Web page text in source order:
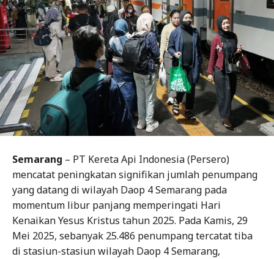
Semarang – PT Kereta Api Indonesia (Persero)
mencatat peningkatan signifikan jumlah penumpang
yang datang di wilayah Daop 4 Semarang pada
momentum libur panjang memperingati Hari
Kenaikan Yesus Kristus tahun 2025. Pada Kamis, 29
Mei 2025, sebanyak 25.486 penumpang tercatat tiba
di stasiun-stasiun wilayah Daop 4 Semarang,